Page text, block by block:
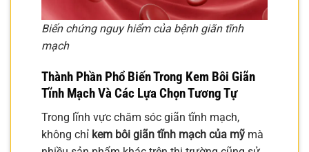
Biến chứng nguy hiểm của bệnh giãn tĩnh
mạch
Thành Phần Phổ Biến Trong Kem Bôi Giãn
Tĩnh Mạch Và Các Lựa Chọn Tương Tự
Trong lĩnh vực chăm sóc giãn tĩnh mạch,
không chỉ kem bôi giãn tĩnh mạch của mỹ mà